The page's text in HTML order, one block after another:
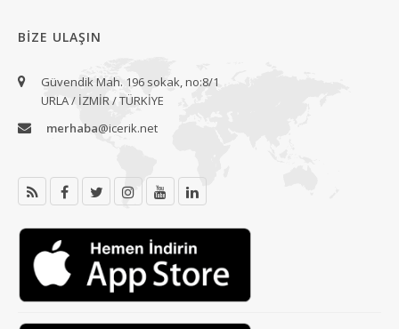
BIZE ULAŞIN
Güvendik Mah. 196 sokak, no:8/1
URLA / İZMİR / TÜRKİYE
merhaba@icerik.net